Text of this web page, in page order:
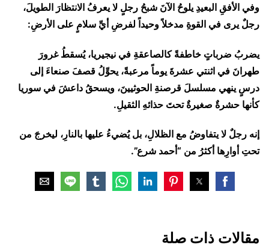
وفي الأفقِ البعيدِ يلوحُ الآنَ شبحُ رجلٍ لا يعرفُ الانتظارَ الطويلَ،
رجلٌ يرى في القوةِ مدخلاً وحيداً لفرضِ أيِّ سلامٍ على الأرضِ:
يضربُ ضرباتٍ خاطفةً كالصاعقةِ في نيجيريا، يُسقطُ غرورَ
طهرانَ في اثنتي عشرةَ يوماً مرعبةً، يحوِّلُ قصفَ صنعاءَ إلى
درسٍ ينهي مسلسلَ قرصنةِ الحوثيينَ، ويسحقُ داعشَ في سوريا
كأنها حشرةٌ صغيرةٌ تحتَ حذائهِ الثقيلِ.
إنه رجلٌ لا يتفاوضُ مع الظلالِ، بل يُضيءُ عليها بالنارِ، ليخرجَ من
تحتِ أوارِها أكثرُ من “أحمد شرع”.
مقالات ذات صلة